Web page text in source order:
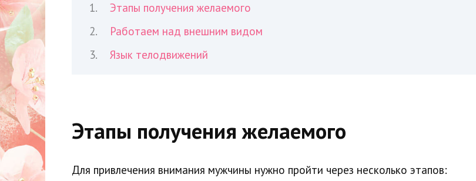
Этапы получения желаемого
Работаем над внешним видом
Язык телодвижений
Этапы получения желаемого
Для привлечения внимания мужчины нужно пройти через несколько этапов: